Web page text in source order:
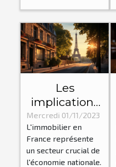
Les
implications
économiques
des lois
immobilières
en France
Mercredi 01/11/2023
L'immobilier en
France représente
un secteur crucial de
l'économie nationale.